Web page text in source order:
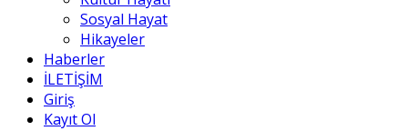
Sosyal Hayat
Hikayeler
Haberler
İLETİŞİM
Giriş
Kayıt Ol